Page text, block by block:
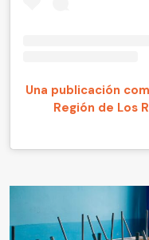
Una publicación
Región de Los